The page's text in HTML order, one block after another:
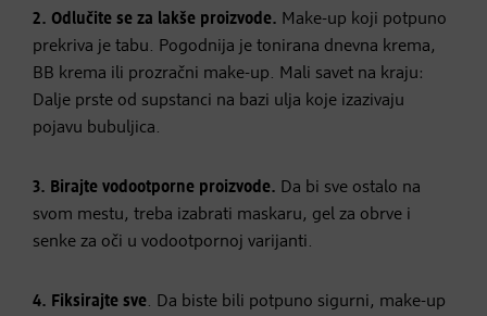
2. Odlučite se za lakše proizvode. Make-up koji potpuno
prekriva je tabu. Pogodnija je tonirana dnevna krema,
BB krema ili prozračni make-up. Mali savet na kraju:
Dalje prste od supstanci na bazi ulja koje izazivaju
pojavu bubuljica.
3. Birajte vodootporne proizvode. Da bi sve ostalo na
svom mestu, treba izabrati maskaru, gel za obrve i
senke za oči u vodootpornoj varijanti.
4. Fiksirajte sve. Da biste bili potpuno sigurni, make-up